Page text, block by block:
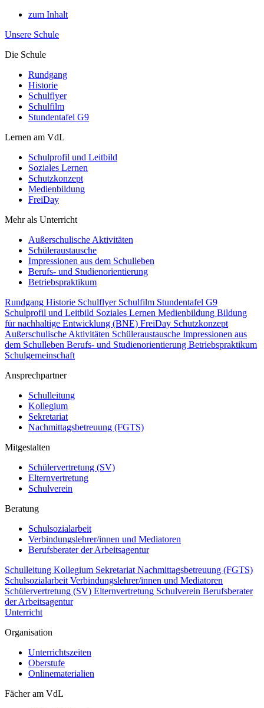
zum Inhalt
Unsere Schule
Die Schule
Rundgang
Historie
Schulflyer
Schulfilm
Stundentafel G9
Lernen am VdL
Schulprofil und Leitbild
Soziales Lernen
Schutzkonzept
Medienbildung
FreiDay
Mehr als Unterricht
Außerschulische Aktivitäten
Schüleraustausche
Impressionen aus dem Schulleben
Berufs- und Studienorientierung
Betriebspraktikum
Rundgang Historie Schulflyer Schulfilm Stundentafel G9
Schulprofil und Leitbild Soziales Lernen Medienbildung Bildung
für nachhaltige Entwicklung (BNE) FreiDay Schutzkonzept
Außerschulische Aktivitäten Schüleraustausche Impressionen aus
dem Schulleben Berufs- und Studienorientierung Betriebspraktikum
Schulgemeinschaft
Ansprechpartner
Schulleitung
Kollegium
Sekretariat
Nachmittagsbetreuung (FGTS)
Mitgestalten
Schülervertretung (SV)
Elternvertretung
Schulverein
Beratung
Schulsozialarbeit
Verbindungslehrer/innen und Mediatoren
Berufsberater der Arbeitsagentur
Schulleitung Kollegium Sekretariat Nachmittagsbetreuung (FGTS)
Schulsozialarbeit Verbindungslehrer/innen und Mediatoren
Schülervertretung (SV) Elternvertretung Schulverein Berufsberater
der Arbeitsagentur
Unterricht
Organisation
Unterrichtszeiten
Oberstufe
Onlinematerialien
Fächer am VdL